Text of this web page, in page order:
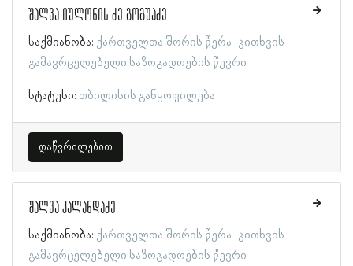
შალვა იულონის ძე გოგუაძე
საქმიანობა: ქართველთა შორის წერა-კითხვის
გამავრცელებელი საზოგადოების წევრი
სტატუსი: თბილისის განყოფილება
დაწვრილებით
შალვა კალანდაძე
საქმიანობა: ქართველთა შორის წერა-კითხვის
გამავრცელებელი საზოგადოების წევრი